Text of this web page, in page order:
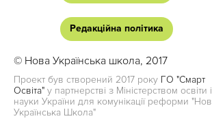
Редакційна політика
© Нова Українська школа, 2017
Проект був створений 2017 року ГО "Смарт
Освіта" у партнерстві з Міністерством освіти і
науки України для комунікації реформи
Українська Школа"